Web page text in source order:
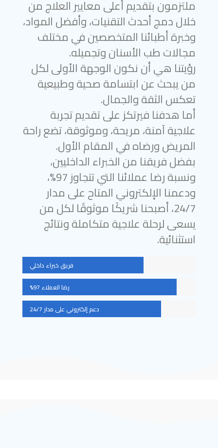
ملتزمون بتقديم أعلى معايير العلاج من
خلال دمج أحدث التقنيات، وأفضل المواد،
وخبرة أطبائنا المتخصصين في مختلف
مجالات طب الأسنان وتجميله.
رؤيتنا هي أن نكون الوجهة الأولى لكل
من يبحث عن ابتسامة صحية وطبيعية
تعكس الثقة والجمال.
أما هدفنا فيرتكز على تقديم تجربة
علاجية آمنة، مريحة، وموثوقة، تضع راحة
المريض ورضاه في المقام الأول.
بفضل فريقنا من الخبراء الداخليين،
ونسبة رضا عملائنا التي تتجاوز 97%،
ودعمنا الإلكتروني المتاح على مدار
24/7، أصبحنا شريكًا موثوقًا لكل من
يسعى لرحلة علاجية متكاملة ونتائج
استثنائية.
فريق خبراء داخلي
رضا العملاء 97%
دعم إلكتروني على مدار 24/7